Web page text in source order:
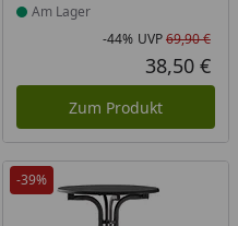
in ProzentPreis
Preis
Am Lager
-44% UVP69,90 €
38,50 €
Zum Produkt
-39%